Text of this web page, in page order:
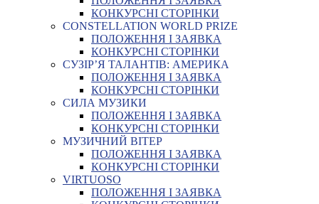
КОНКУРСНІ СТОРІНКИ
CONSTELLATION WORLD PRIZE
ПОЛОЖЕННЯ І ЗАЯВКА
КОНКУРСНІ СТОРІНКИ
СУЗІР’Я ТАЛАНТІВ: АМЕРИКА
ПОЛОЖЕННЯ І ЗАЯВКА
КОНКУРСНІ СТОРІНКИ
СИЛА МУЗИКИ
ПОЛОЖЕННЯ І ЗАЯВКА
КОНКУРСНІ СТОРІНКИ
МУЗИЧНИЙ ВІТЕР
ПОЛОЖЕННЯ І ЗАЯВКА
КОНКУРСНІ СТОРІНКИ
VIRTUOSO
ПОЛОЖЕННЯ І ЗАЯВКА